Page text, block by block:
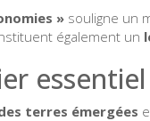
» souligne un
également un
terres émergées